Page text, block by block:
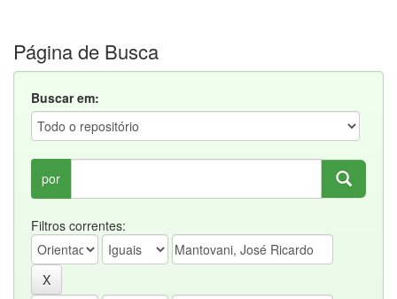
Página de Busca
Buscar em:
por
Filtros correntes: